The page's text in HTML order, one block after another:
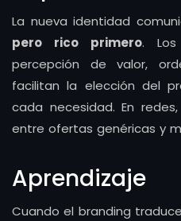
La nueva identidad
pero rico primero. Los
percepción de valor,
facilitan la elección del
cada necesidad. En
entre ofertas genéricas y
Aprendizaje
Cuando el branding